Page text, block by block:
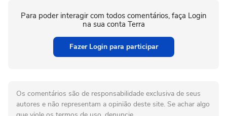
Para poder interagir com todos comentários, faça Login
na sua conta Terra
Fazer Login para participar
Os comentários são de responsabilidade exclusiva de seus
autores e não representam a opinião deste site. Se achar algo